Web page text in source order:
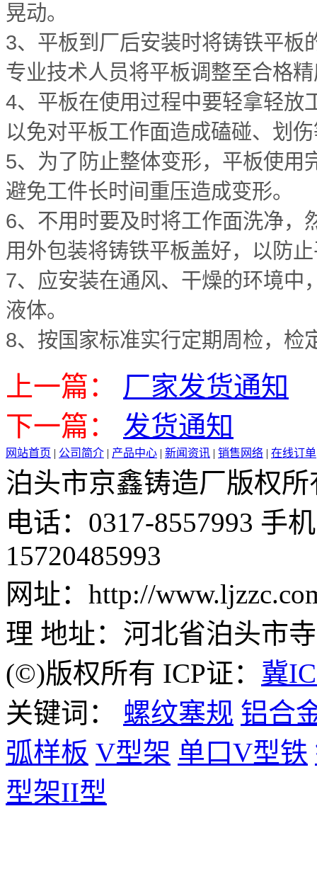
晃动。
3、平板到厂后安装时将铸铁平板
专业技术人员将平板调整至合格
4、平板在使用过程中要轻拿轻放
以免对平板工作面造成磕碰、划
5、为了防止整体变形，平板使用
避免工件长时间重压造成变形。
6、不用时要及时将工作面洗净，
用外包装将铸铁平板盖好，以防
7、应安装在通风、干燥的环境中
液体。
8、按国家标准实行定期周检，检
上一篇：
厂家发货通知
下一篇：
发货通知
网站首页 | 公司简介 | 产品中心 | 新闻资讯 | 销售网络 | 在线订单
泊头市京鑫铸造厂版权所
电话：0317-8557993 手
15720485993
网址：http://
理 地址：河北省泊头市
(©)版权所有 ICP证： 冀
关键词： 螺纹塞规 铝合
弧样板 V型架 单口V型铁
型架II型